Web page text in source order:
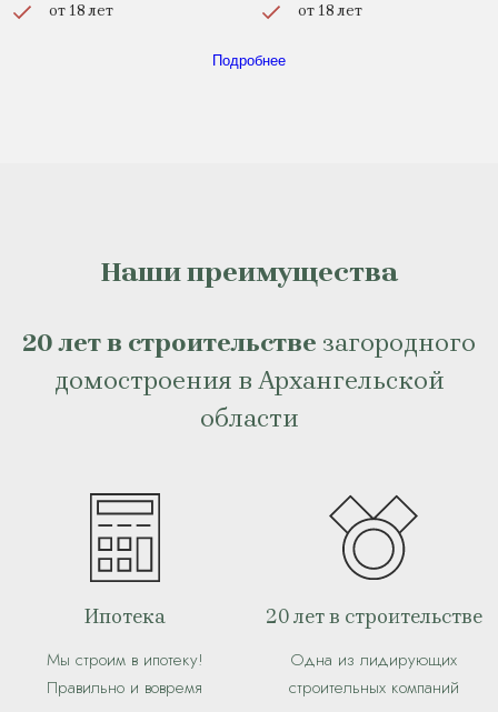
от 18 лет
от 18 лет
Подробнее
Наши преимущества
20 лет в строительстве загородного
домостроения в Архангельской
области
Ипотека
Мы строим в ипотеку!
Правильно и вовремя
20 лет в строительстве
Одна из лидирующих
строительных компаний